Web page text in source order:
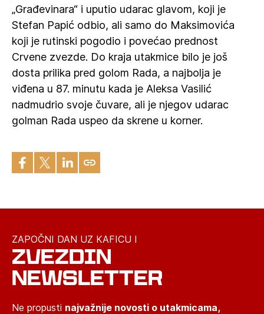
„Građevinara“ i uputio udarac glavom, koji je
Stefan Papić odbio, ali samo do Maksimovića
koji je rutinski pogodio i povećao prednost
Crvene zvezde. Do kraja utakmice bilo je još
dosta prilika pred golom Rada, a najbolja je
viđena u 87. minutu kada je Aleksa Vasilić
nadmudrio svoje čuvare, ali je njegov udarac
golman Rada uspeo da skrene u korner.
ZAPOČNI DAN UZ KAFICU I
ZVEZDIN
NEWSLETTER
Ne propusti najvažnije novosti o utakmicama,